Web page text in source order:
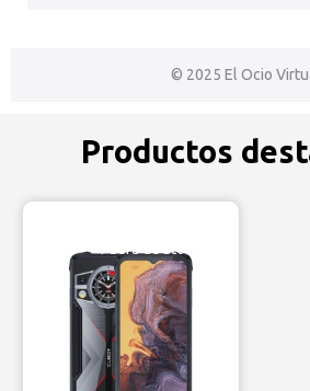
© 2025 El Ocio
Productos
Fuera de stock